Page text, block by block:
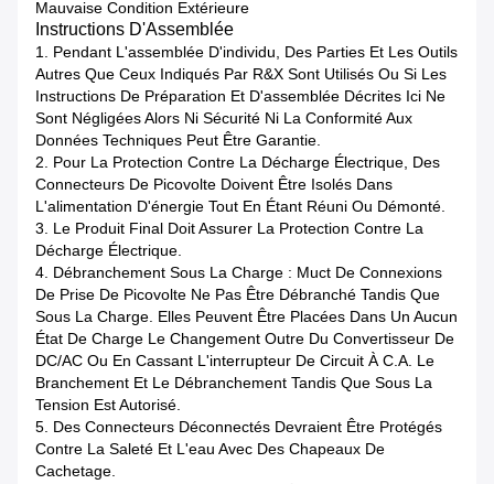
Mauvaise Condition Extérieure
Instructions D'Assemblée
1. Pendant L'assemblée D'individu, Des Parties Et Les Outils
Autres Que Ceux Indiqués Par R&X Sont Utilisés Ou Si Les
Instructions De Préparation Et D'assemblée Décrites Ici Ne
Sont Négligées Alors Ni Sécurité Ni La Conformité Aux
Données Techniques Peut Être Garantie.
2. Pour La Protection Contre La Décharge Électrique, Des
Connecteurs De Picovolte Doivent Être Isolés Dans
L'alimentation D'énergie Tout En Étant Réuni Ou Démonté.
3. Le Produit Final Doit Assurer La Protection Contre La
Décharge Électrique.
4. Débranchement Sous La Charge : Muct De Connexions
De Prise De Picovolte Ne Pas Être Débranché Tandis Que
Sous La Charge. Elles Peuvent Être Placées Dans Un Aucun
État De Charge Le Changement Outre Du Convertisseur De
DC/AC Ou En Cassant L'interrupteur De Circuit À C.A. Le
Branchement Et Le Débranchement Tandis Que Sous La
Tension Est Autorisé.
5. Des Connecteurs Déconnectés Devraient Être Protégés
Contre La Saleté Et L'eau Avec Des Chapeaux De
Cachetage.